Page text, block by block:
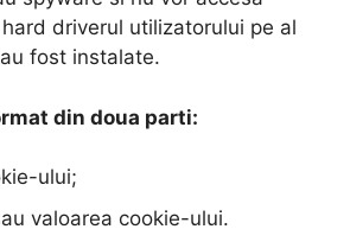
driverul utilizatorului pe al
fost instalate.
din doua parti:
ului;
valoarea cookie-ului.